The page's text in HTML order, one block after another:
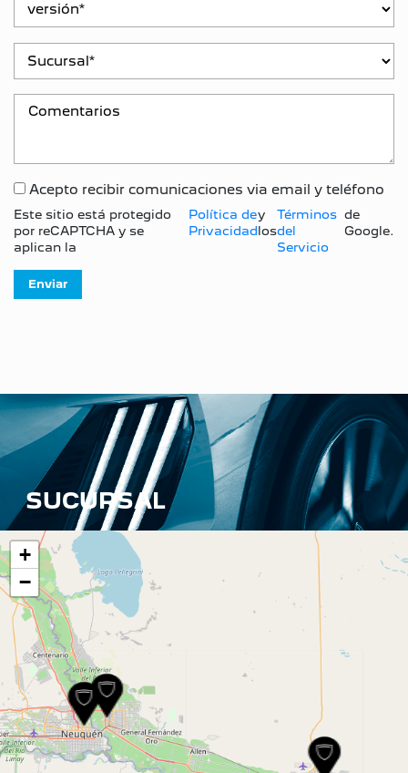
Acepto recibir comunicaciones via email y teléfono
Este sitio está protegido
por reCAPTCHA y se
aplican la
Política de
Privacidad
y
los
Términos
del
Servicio
de
Google.
Enviar
SUCURSAL
+
−